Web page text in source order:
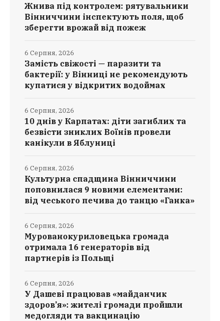
Жнива під контролем: рятувальники
Вінниччини інспектують поля, щоб
зберегти врожай від пожеж
Замість свіжості — паразити та
бактерії: у Вінниці не рекомендують
купатися у відкритих водоймах
6 Серпня, 2026
10 днів у Карпатах: діти загиблих та
безвісти зниклих Воїнів провели
канікули в Яблуниці
6 Серпня, 2026
Культурна спадщина Вінниччини
поповнилася 9 новими елементами:
від чеського печива до танцю «Ганка»
6 Серпня, 2026
Мурованокуриловецька громада
отримала 16 генераторів від
партнерів із Польщі
6 Серпня, 2026
У Дашеві працював «майданчик
здоров’я»: жителі громади пройшли
медогляди та вакцинацію
6 Серпня, 2026